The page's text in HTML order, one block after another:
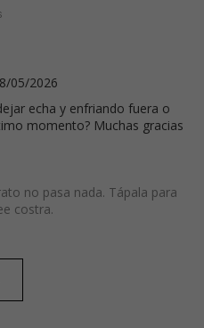
05/2026
echa y enfriando fuera o
momento? Muchas gracias
no pasa nada. Tápala para
costra.